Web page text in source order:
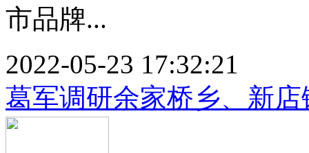
市品牌...
2022-05-23 17:32:21
葛军调研余家桥乡、新